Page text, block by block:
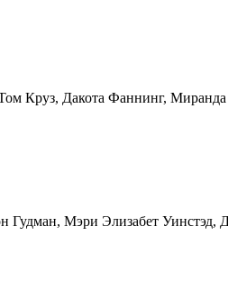
Круз, Дакота Фаннинг,
Гудман, Мэри Элизабет